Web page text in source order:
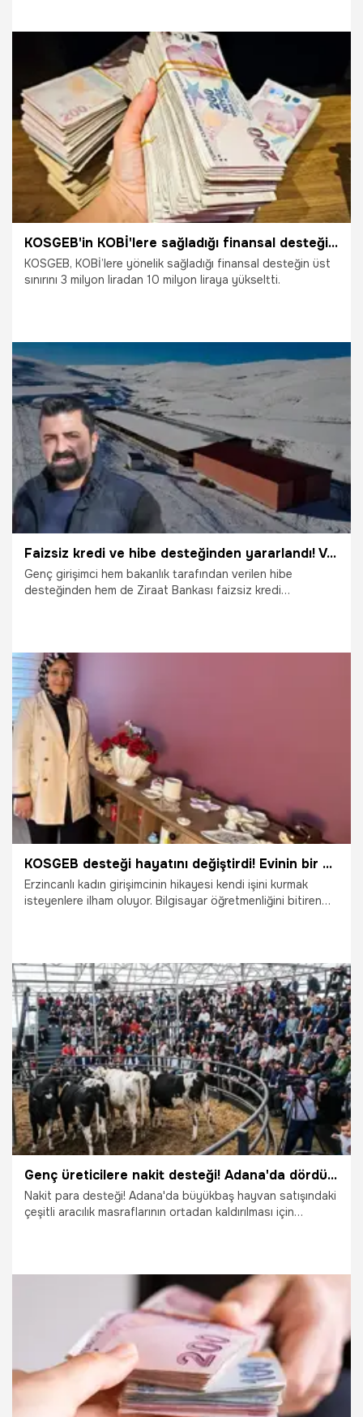
5.03.2025 Gündem
KOSGEB'in KOBİ'lere sağladığı finansal desteğin üst sınırı 10 milyon liraya çıkarıldı
KOSGEB, KOBİ’lere yönelik sağladığı finansal desteğin üst
sınırını 3 milyon liradan 10 milyon liraya yükseltti.
2.02.2025 Gündem
Faizsiz kredi ve hibe desteğinden yararlandı! Vanlı genç girişimci büyük bir başarıya imza attı
Genç girişimci hem bakanlık tarafından verilen hibe
desteğinden hem de Ziraat Bankası faizsiz kredi
çıkararak büyük bir sürünün sahibi oldu.
7.01.2025 Gündem
KOSGEB desteği hayatını değiştirdi! Evinin bir odasında başlamıştı, şimdi atölye sahibi, 5 ülkeye satış yapıyor
Erzincanlı kadın girişimcinin hikayesi kendi işini kurmak
isteyenlere ilham oluyor. Bilgisayar öğretmenliğini bitiren
ürettiği ürünleri farklı ülkelere internet üzerinden satıyor.
Kendisi gibi girişimci olmak isteyenlere ise ' asla
vazgeçmeyin' diyerek tavsiyelerde bulunuyor.
22.12.2024 Gündem
Genç üreticilere nakit desteği! Adana'da dördüncü kez yapıldı! 'Desteklerimiz artarak devam edecek'
Nakit para desteği! Adana'da büyükbaş hayvan satışındaki
çeşitli aracılık masraflarının ortadan kaldırılması için
Adana